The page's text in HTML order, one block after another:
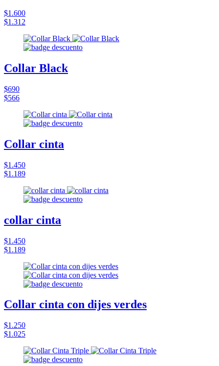
$1.600
$1.312
Collar Black
$690
$566
Collar cinta
$1.450
$1.189
collar cinta
$1.450
$1.189
Collar cinta con dijes verdes
$1.250
$1.025